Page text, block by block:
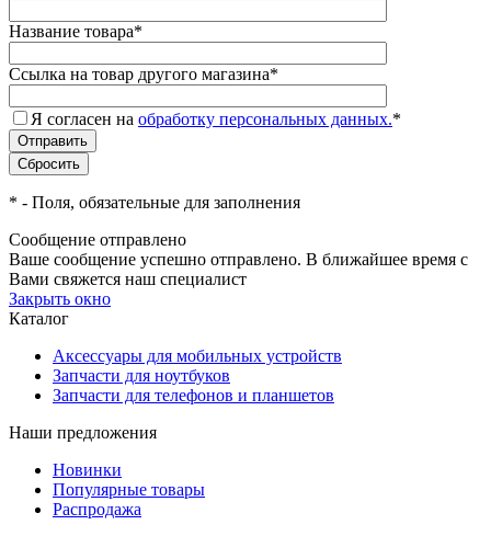
Название товара*
Ссылка на товар другого магазина*
Я согласен на обработку персональных данных.*
* - Поля, обязательные для заполнения
Сообщение отправлено
Ваше сообщение успешно отправлено. В ближайшее время с
Вами свяжется наш специалист
Закрыть окно
Каталог
Аксессуары для мобильных устройств
Запчасти для ноутбуков
Запчасти для телефонов и планшетов
Наши предложения
Новинки
Популярные товары
Распродажа